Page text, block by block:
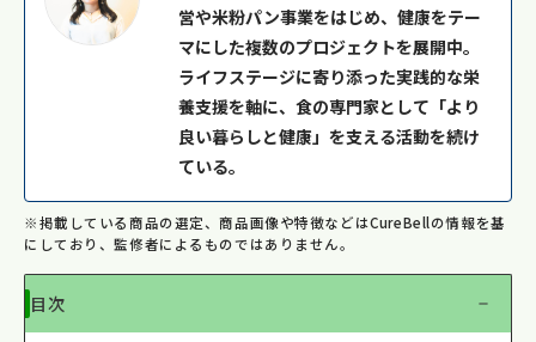
営や米粉パン事業をはじめ、健康をテー
マにした複数のプロジェクトを展開中。
ライフステージに寄り添った実践的な栄
養支援を軸に、食の専門家として「より
良い暮らしと健康」を支える活動を続け
ている。
※掲載している商品の選定、商品画像や特徴などはCureBellの情報を基
にしており、監修者によるものではありません。
目次